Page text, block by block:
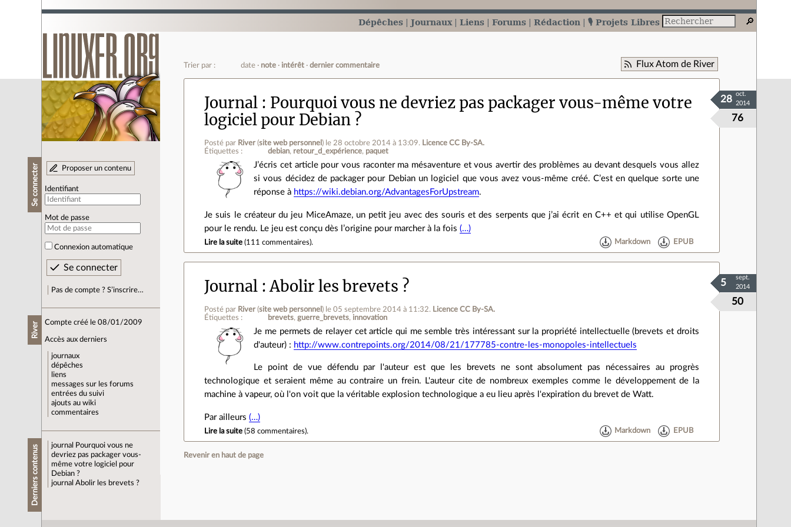
Dépêches Journaux Liens Forums Rédaction 🎙️ Projets Libres
Se connecter Proposer un contenu
Identifiant
Mot de passe
Connexion automatique
Pas de compte ? S’inscrire…
River Compte créé le 08/01/2009
Accès aux derniers
journaux
dépêches
liens
messages sur les forums
entrées du suivi
ajouts au wiki
commentaires
Derniers contenus journal
Pourquoi vous ne
devriez pas packager vous-
même votre logiciel pour
Debian ?
journal Abolir les brevets ?
Flux Atom de River
Trier par : date note intérêt dernier commentaire
Journal
Pourquoi vous ne devriez pas packager vous-même votre
logiciel pour Debian ?
Posté par River (site web personnel ) le 28 octobre 2014 à 13:09. Licence CC By‑SA.
Étiquettes :
debian retour_d_expérience paquet
76
28
oct.
2014
J’écris cet article pour vous raconter ma mésaventure et vous avertir des problèmes au devant desquels vous allez
si vous décidez de packager pour Debian un logiciel que vous avez vous-même créé. C’est en quelque sorte une
réponse à https://wiki.debian.org/AdvantagesForUpstream.
Je suis le créateur du jeu MiceAmaze, un petit jeu avec des souris et des serpents que j’ai écrit en C++ et qui utilise OpenGL
pour le rendu. Le jeu est conçu dès l’origine pour marcher à la fois(…)
Lire la suite (111 commentaires). Markdown EPUB
Journal Abolir les brevets ?
Posté par River (site web personnel ) le 05 septembre 2014 à 11:32. Licence CC By‑SA.
Étiquettes :
brevets guerre_brevets innovation
50
5
sept.
2014
Je me permets de relayer cet article qui me semble très intéressant sur la propriété intellectuelle (brevets et droits
d'auteur) : http://www.contrepoints.org/2014/08/21/177785-contre-les-monopoles-intellectuels
Le point de vue défendu par l'auteur est que les brevets ne sont absolument pas nécessaires au progrès
technologique et seraient même au contraire un frein. L'auteur cite de nombreux exemples comme le développement de la
machine à vapeur, où l'on voit que la véritable explosion technologique a eu lieu après l'expiration du brevet de Watt.
Par ailleurs(…)
Lire la suite (58 commentaires). Markdown EPUB
Revenir en haut de page